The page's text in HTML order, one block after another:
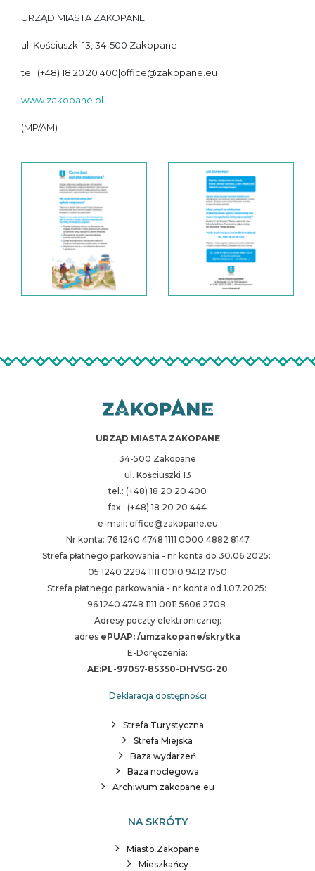
URZĄD MIASTA ZAKOPANE
ul. Kościuszki 13, 34-500 Zakopane
tel. (+48) 18 20 20 400|office@zakopane.eu
www.zakopane.pl
(MP/AM)
URZĄD MIASTA ZAKOPANE
34-500 Zakopane
ul. Kościuszki 13
tel.: (+48) 18 20 20 400
fax.: (+48) 18 20 20 444
e-mail: office@zakopane.eu
Nr konta: 76 1240 4748 1111 0000 4882 8147
Strefa płatnego parkowania - nr konta do 30.06.2025:
05 1240 2294 1111 0010 9412 1750
Strefa płatnego parkowania - nr konta od 1.07.2025:
96 1240 4748 1111 0011 5606 2708
Adresy poczty elektronicznej:
adres ePUAP: /umzakopane/skrytka
E-Doręczenia:
AE:PL-97057-85350-DHVSG-20
Deklaracja dostępności
Strefa Turystyczna
Strefa Miejska
Baza wydarzeń
Baza noclegowa
Archiwum zakopane.eu
NA SKRÓTY
Miasto Zakopane
Mieszkańcy